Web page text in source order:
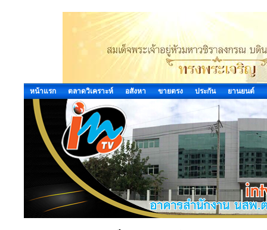
หน้าแรก ตลาดวิเคราะห์ อสังหา ขายตรง ประกัน ยานยนต์